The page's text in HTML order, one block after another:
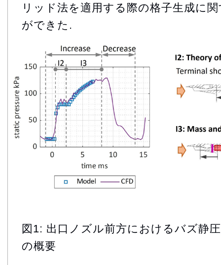
リッド法を適用する際の格子生成に
ができた.
図1: 出口ノズル前方におけるバズ静
の概要